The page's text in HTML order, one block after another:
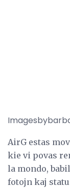
AirG estas
kie vi povas
la mondo,
fotojn kaj